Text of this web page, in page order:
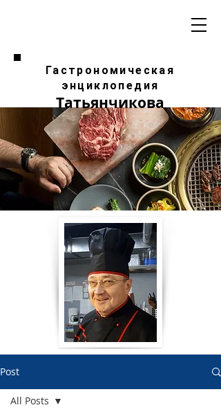
Гастрономическая
энциклопедия
Татьянчикова
Post
All Posts